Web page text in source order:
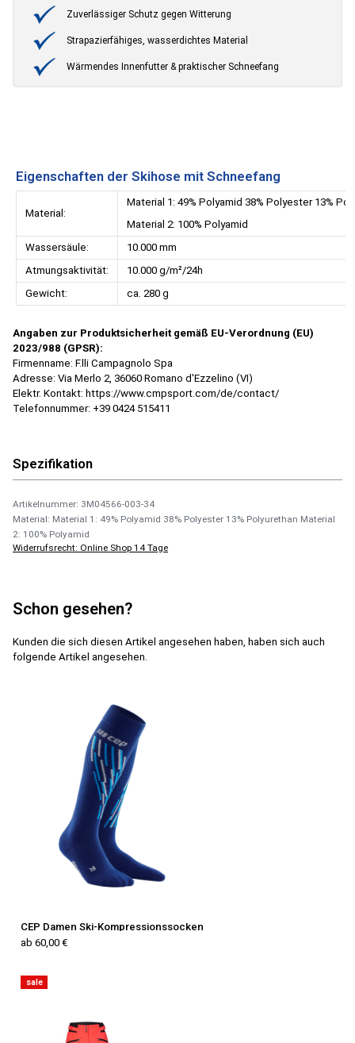
Zuverlässiger Schutz gegen Witterung
Strapazierfähiges, wasserdichtes Material
Wärmendes Innenfutter & praktischer Schneefang
Eigenschaften der Skihose mit Schneefang
Material:
Material 1: 49% Polyamid 38% Polyester 13%
Material 2: 100% Polyamid
Wassersäule:
10.000 mm
Atmungsaktivität:
10.000 g/m²/24h
Gewicht:
ca. 280 g
Angaben zur Produktsicherheit gemäß EU-Verordnung (EU)
2023/988 (GPSR):
Firmenname: F.lli Campagnolo Spa
Adresse: Via Merlo 2, 36060 Romano d'Ezzelino (VI)
Elektr. Kontakt: https://www.cmpsport.com/de/contact/
Telefonnummer: +39 0424 515411
Spezifikation
Artikelnummer: 3M04566-003-34
Material: Material 1: 49% Polyamid 38% Polyester 13% Polyurethan Material
2: 100% Polyamid
Widerrufsrecht: Online Shop 14 Tage
Schon gesehen?
Kunden die sich diesen Artikel angesehen haben, haben sich auch
folgende Artikel angesehen.
CEP Damen Ski-Kompressionssocken
ab 60,00 €
sale